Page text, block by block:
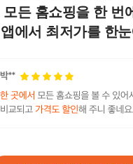
모든 홈쇼핑을 한 번
앱에서 최저가를 한눈
[] 기본 무지 이너 라운드 반팔 면
10,900원
[옷자락]여자 찰랑핏 라운드 롱